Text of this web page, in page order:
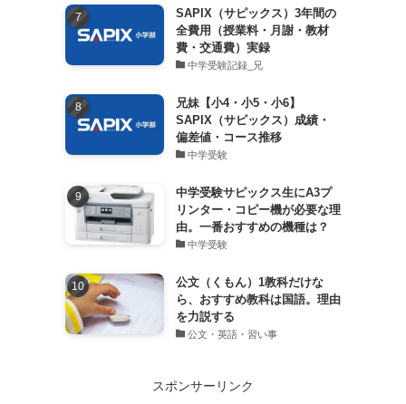
SAPIX（サピックス）3年間の
全費用（授業料・月謝・教材
費・交通費）実録
中学受験記録_兄
兄妹【小4・小5・小6】
SAPIX（サピックス）成績・
偏差値・コース推移
中学受験
中学受験サピックス生にA3プ
リンター・コピー機が必要な理
由。一番おすすめの機種は？
中学受験
公文（くもん）1教科だけな
ら、おすすめ教科は国語。理由
を力説する
公文・英語・習い事
スポンサーリンク